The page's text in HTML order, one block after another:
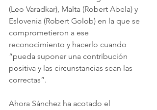
(Leo Varadkar), Malta (Robert Abela) y
Eslovenia (Robert Golob) en la que se
comprometieron a ese
reconocimiento y hacerlo cuando
“pueda suponer una contribución
positiva y las circunstancias sean las
correctas”.
Ahora Sánchez ha acotado el